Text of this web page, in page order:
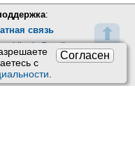
⬆
Согласен
с
.
49, корп. 1:
связь
kiberis@mail.ru